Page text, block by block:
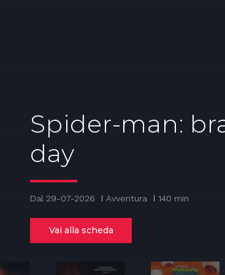
Spider-man:
day
Dal 29-07-2026 Avventura 140 min
Vai alla scheda